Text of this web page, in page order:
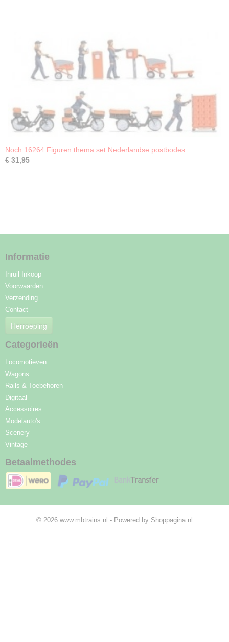
Noch 16264 Figuren thema set Nederlandse postbodes
€ 31,95
Informatie
Inruil Inkoop
Voorwaarden
Verzending
Contact
Herroeping
Categorieën
Locomotieven
Wagons
Rails & Toebehoren
Digitaal
Accessoires
Modelauto's
Scenery
Vintage
Betaalmethodes
© 2026 www.mbtrains.nl - Powered by Shoppagina.nl